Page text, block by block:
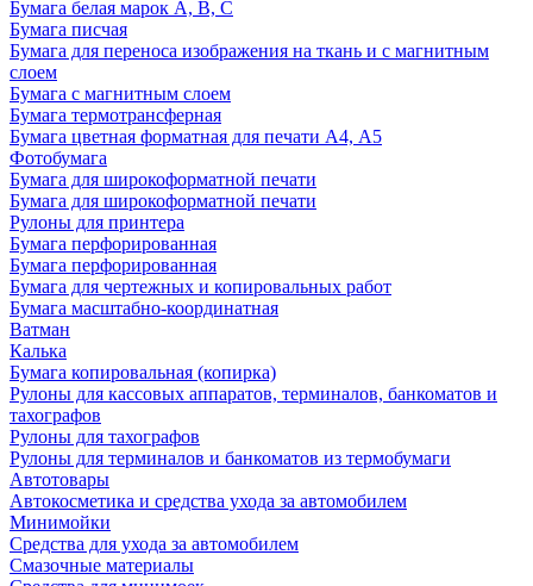
Бумага белая марок А, В, С
Бумага писчая
Бумага для переноса изображения на ткань и с магнитным
слоем
Бумага с магнитным слоем
Бумага термотрансферная
Бумага цветная форматная для печати А4, А5
Фотобумага
Бумага для широкоформатной печати
Бумага для широкоформатной печати
Рулоны для принтера
Бумага перфорированная
Бумага перфорированная
Бумага для чертежных и копировальных работ
Бумага масштабно-координатная
Ватман
Калька
Бумага копировальная (копирка)
Рулоны для кассовых аппаратов, терминалов, банкоматов и
тахографов
Рулоны для тахографов
Рулоны для терминалов и банкоматов из термобумаги
Автотовары
Автокосметика и средства ухода за автомобилем
Минимойки
Средства для ухода за автомобилем
Смазочные материалы